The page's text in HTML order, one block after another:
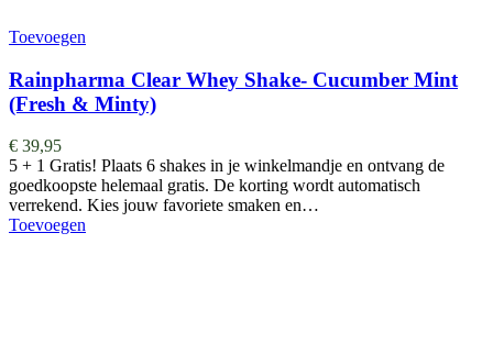
Toevoegen
Rainpharma Clear Whey Shake- Cucumber Mint
(Fresh & Minty)
€ 39,95
5 + 1 Gratis! Plaats 6 shakes in je winkelmandje en ontvang de
goedkoopste helemaal gratis. De korting wordt automatisch
verrekend. Kies jouw favoriete smaken en…
Toevoegen